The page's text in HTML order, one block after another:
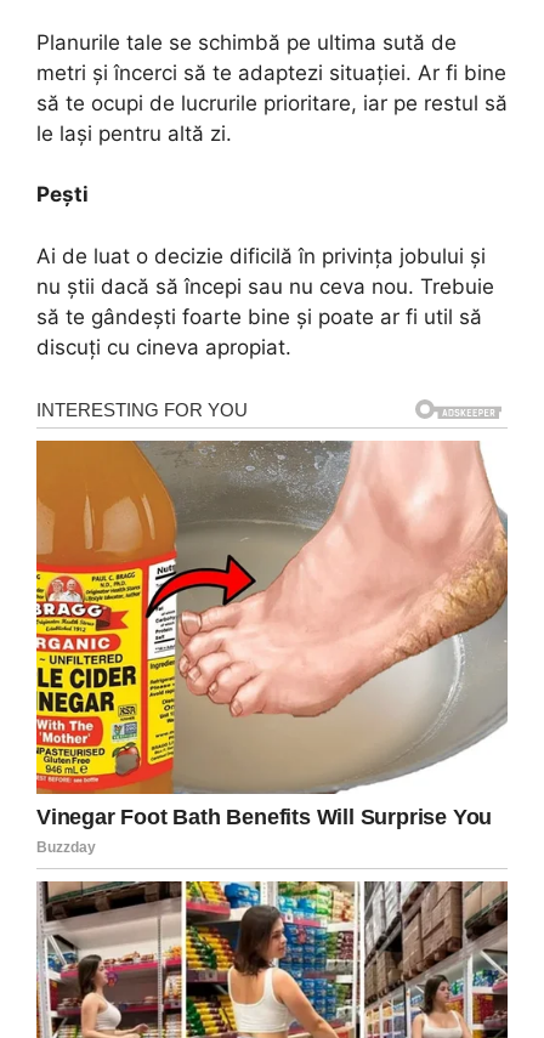
Planurile tale se schimbă pe ultima sută de
metri și încerci să te adaptezi situației. Ar fi bine
să te ocupi de lucrurile prioritare, iar pe restul să
le lași pentru altă zi.
Pești
Ai de luat o decizie dificilă în privința jobului și
nu știi dacă să începi sau nu ceva nou. Trebuie
să te gândești foarte bine și poate ar fi util să
discuți cu cineva apropiat.